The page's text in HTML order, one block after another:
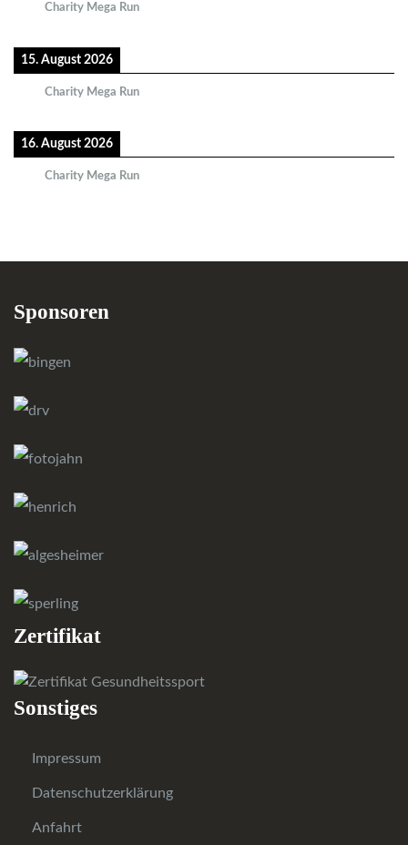
Charity Mega Run
15. August 2026
Charity Mega Run
16. August 2026
Charity Mega Run
Sponsoren
Zertifikat
Sonstiges
Impressum
Datenschutzerklärung
Anfahrt